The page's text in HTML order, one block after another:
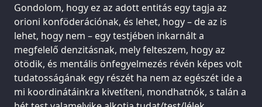
Gondolom, hogy ez az adott entitás egy tagja az
orioni konföderációnak, és lehet, hogy – de az is
lehet, hogy nem – egy testjében inkarnált a
megfelelő denzitásnak, mely felteszem, hogy az
ötödik, és mentális önfegyelmezés révén képes volt
tudatosságának egy részét ha nem az egészét ide a
mi koordinátáinkra kivetíteni, mondhatnók, s talán a